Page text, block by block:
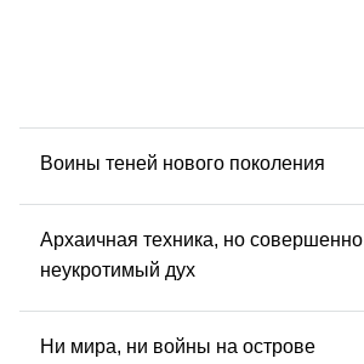
Воины теней нового поколения
Архаичная техника, но совершенно
неукротимый дух
Ни мира, ни войны на острове